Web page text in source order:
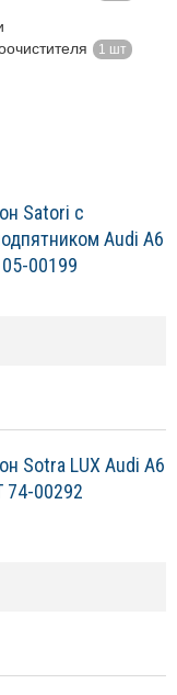
1 шт
Satori с
Audi A6
00199
Sotra LUX Audi A6
74-00292